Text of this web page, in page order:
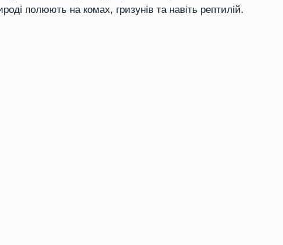
полюють на комах, гризунів та навіть рептилій.